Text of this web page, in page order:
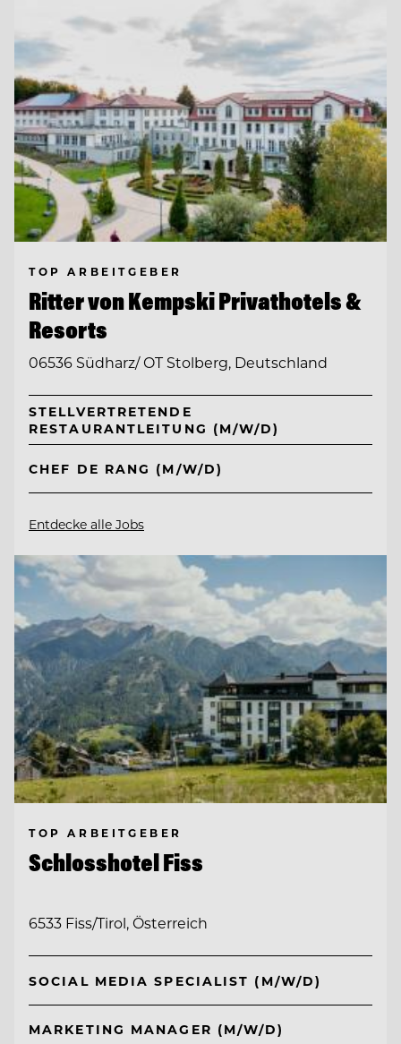
TOP ARBEITGEBER
Ritter von Kempski Privathotels &
Resorts
06536 Südharz/ OT Stolberg, Deutschland
STELLVERTRETENDE
RESTAURANTLEITUNG (M/W/D)
CHEF DE RANG (M/W/D)
Entdecke alle Jobs
TOP ARBEITGEBER
Schlosshotel Fiss
6533 Fiss/Tirol, Österreich
SOCIAL MEDIA SPECIALIST (M/W/D)
MARKETING MANAGER (M/W/D)